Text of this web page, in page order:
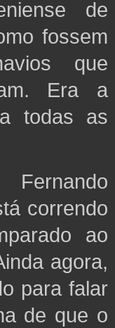
de
fossem
que
Era a
todas as
correndo
ao
agora,
para falar
de que o